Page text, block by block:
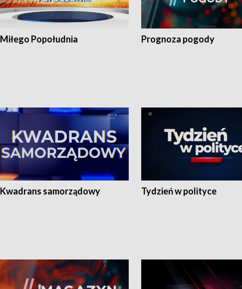
Miłego Popołudnia Prognoza pogody
Kwadrans samorządowy Tydzień w polityce